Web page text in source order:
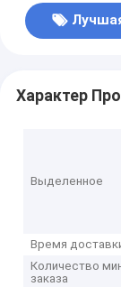
Характер
Выделенное
Время
Количество
заказа